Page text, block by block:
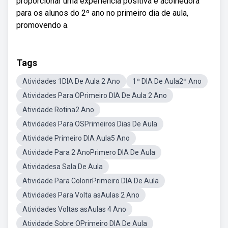
para os alunos do 2º ano no primeiro dia de aula,
promovendo a.
Tags
Atividades 1DIA De Aula 2 Ano
1º DIA De Aula2º Ano
Atividades Para OPrimeiro DIA De Aula 2 Ano
Atividade Rotina2 Ano
Atividades Para OSPrimeiros Dias De Aula
Atividade Primeiro DIA Aula5 Ano
Atividade Para 2 AnoPrimero DIA De Aula
Atividadesa Sala De Aula
Atividade Para ColorirPrimeiro DIA De Aula
Atividades Para Volta asAulas 2 Ano
Atividades Voltas asAulas 4 Ano
Atividade Sobre OPrimeiro DIA De Aula